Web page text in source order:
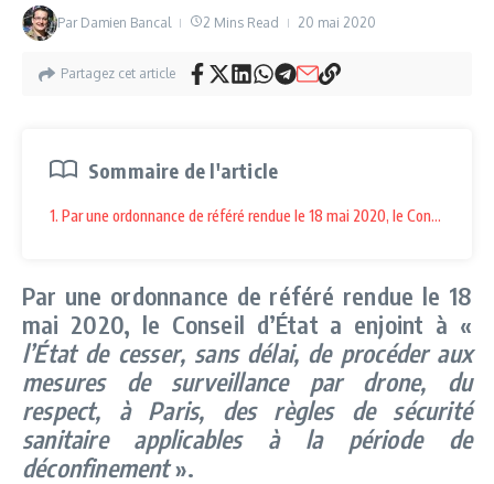
Par Damien Bancal 2 Mins Read 20 mai 2020
Partagez cet article
Sommaire de l'article
1. Par une ordonnance de référé rendue le 18 mai 2020, le Conseil
Par une ordonnance de référé rendue le 18
mai 2020, le Conseil d’État a enjoint à «
l’État de cesser, sans délai, de procéder aux
mesures de surveillance par drone, du
respect, à Paris, des règles de sécurité
sanitaire applicables à la période de
déconfinement».